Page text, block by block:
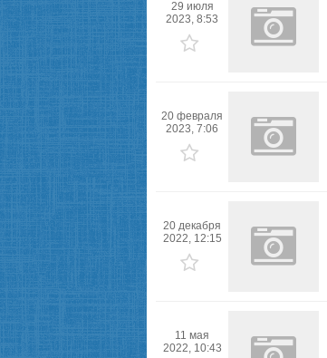
29 июля
2023, 8:53
20 февраля
2023, 7:06
20 декабря
2022, 12:15
11 мая
2022, 10:43